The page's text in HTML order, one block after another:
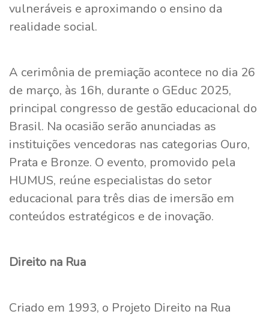
vulneráveis e aproximando o ensino da
realidade social.
A cerimônia de premiação acontece no dia 26
de março, às 16h, durante o GEduc 2025,
principal congresso de gestão educacional do
Brasil. Na ocasião serão anunciadas as
instituições vencedoras nas categorias Ouro,
Prata e Bronze. O evento, promovido pela
HUMUS, reúne especialistas do setor
educacional para três dias de imersão em
conteúdos estratégicos e de inovação.
Direito na Rua
Criado em 1993, o Projeto Direito na Rua